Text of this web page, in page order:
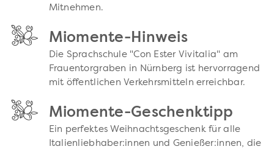
Mitnehmen.
Miomente-Hinweis
Die Sprachschule "Con Ester Vivitalia" am
Frauentorgraben in Nürnberg ist hervorragend
mit öffentlichen Verkehrsmitteln erreichbar.
Miomente-Geschenktipp
Ein perfektes Weihnachtsgeschenk für alle
Italienliebhaber:innen und Genießer:innen, die